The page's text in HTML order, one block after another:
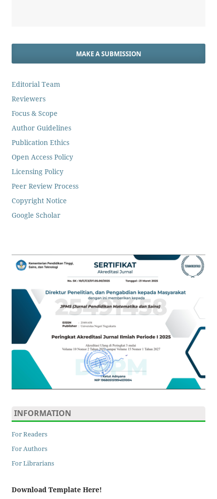
MAKE A SUBMISSION
Editorial Team
Reviewers
Focus & Scope
Author Guidelines
Publication Ethics
Open Access Policy
Licensing Policy
Peer Review Process
Copyright Notice
Google Scholar
INFORMATION
For Readers
For Authors
For Librarians
Download Template Here!